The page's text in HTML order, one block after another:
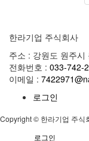
한라기업 주식회사
주소 : 강원도 원주
전화번호 : 033-742-
이메일 :
로그인
Copyright © 한라기업 주식
로그인